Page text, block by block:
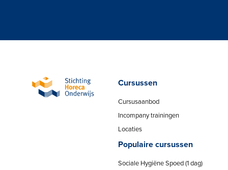
Cursussen
Cursusaanbod
Incompany trainingen
Locaties
Populaire cursussen
Sociale Hygiëne Spoed (1 dag)